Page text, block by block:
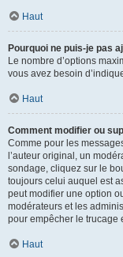
Haut
Pourquoi ne puis-je pas
Le nombre d’options
vous avez besoin
Haut
Comment modifier ou
Comme pour les
l’auteur original, un
sondage, cliquez sur le
toujours celui auquel est
peut modifier une option
modérateurs et les
pour empêcher le trucage
Haut